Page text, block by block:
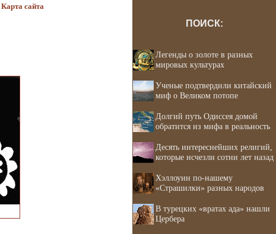
Карта сайта
ПОИСК:
Легенды о золоте в разных
мировых культурах
Ученые подтвердили китайский
миф о Великом потопе
Долгий путь Одиссея домой
обратится из мифа в реальность
Десять интереснейших религий,
которые исчезли сотни лет назад
Хэллоуин по-нашему
«Страшилки» разных народов
В турецких «вратах ада» нашли
Цербера